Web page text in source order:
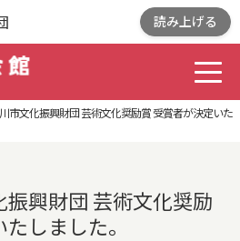
読み上げる
ICHIKAWA CITY
市文化振興財団 芸術文化奨励賞 受賞者が決定いた
興財団 芸術文化奨励
しました。